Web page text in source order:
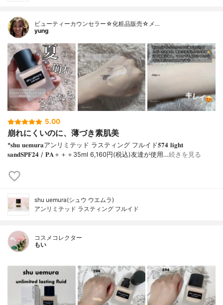
ビューティーカウンセラー☆化粧品販売☆メ…
yung
5.00
崩れにくいのに、薄づき素肌美
*𝐬𝐡𝐮 𝐮𝐞𝐦𝐮𝐫𝐚アンリミテッド ラスティング フルイド𝟓𝟕𝟒 𝐥𝐢𝐠𝐡𝐭
𝐬𝐚𝐧𝐝𝐒𝐏𝐅𝟐𝟒 / 𝐏𝐀＋＋＋⁡35ml 6,160円(税込)⁡友達が使用…続きを見る
shu uemura(シュウ ウエムラ)
アンリミテッド ラスティング フルイド
コスメコレクター
もい